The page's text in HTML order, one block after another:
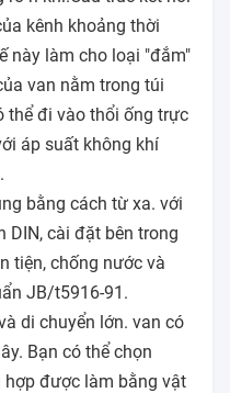
kênh khoảng thời
này làm cho loại "đắm"
van nằm trong túi
thể đi vào thổi ống trực
áp suất không khí
bằng cách từ xa. với
DIN, cài đặt bên trong
tiện, chống nước và
JB/t5916-91.
di chuyển lớn. van có
Bạn có thể chọn
hợp được làm bằng vật